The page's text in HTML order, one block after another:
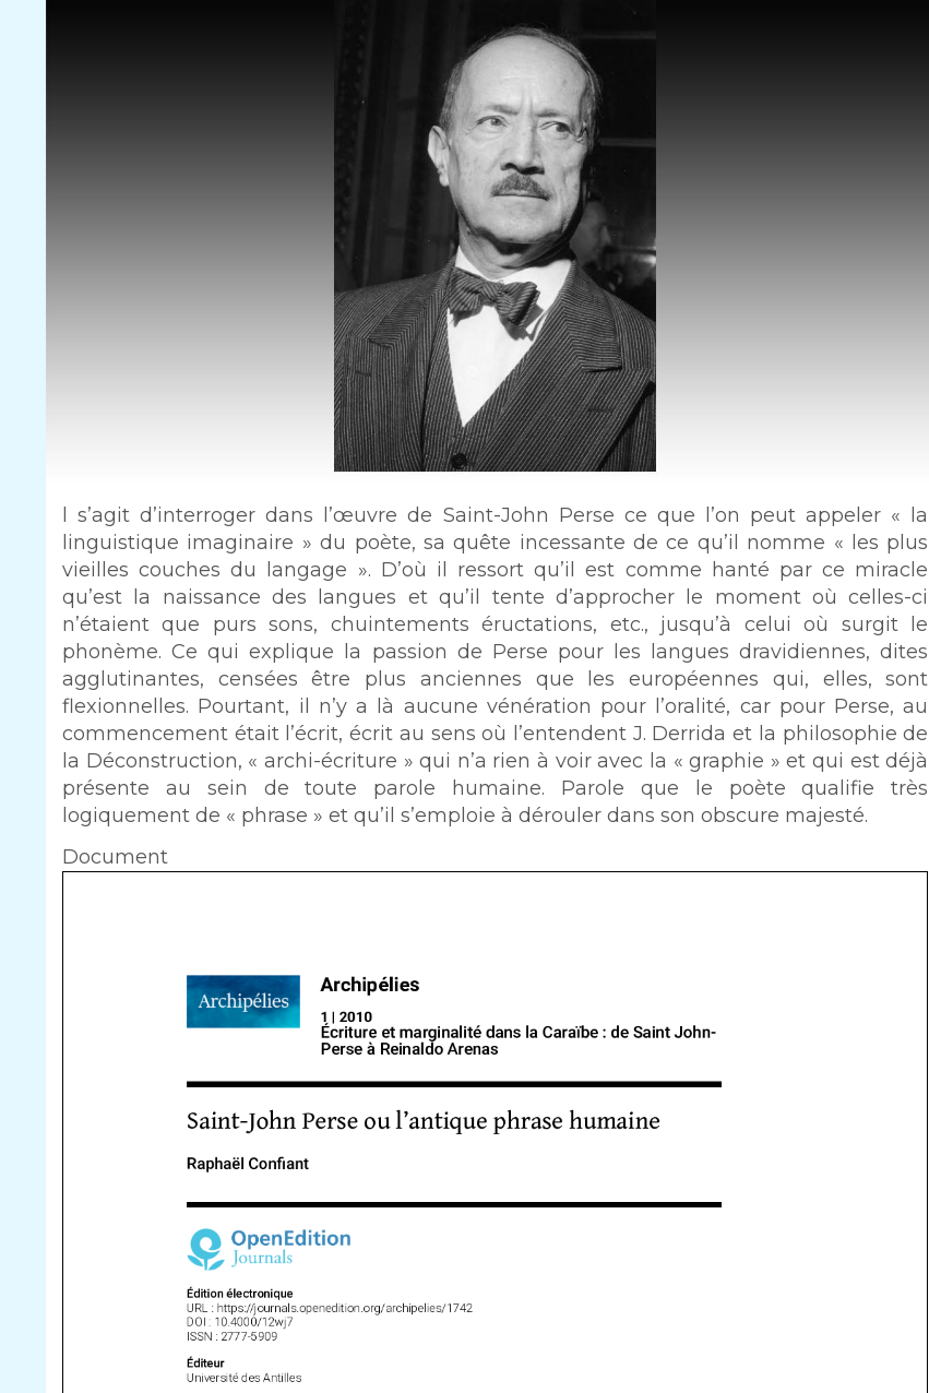
Intro
l s’agit d’interroger dans l’œuvre de Saint-John Perse ce que l’on peut appeler « la
linguistique imaginaire » du poète, sa quête incessante de ce qu’il nomme « les plus
vieilles couches du langage ». D’où il ressort qu’il est comme hanté par ce miracle
qu’est la naissance des langues et qu’il tente d’approcher le moment où celles-ci
n’étaient que purs sons, chuintements éructations, etc., jusqu’à celui où surgit le
phonème. Ce qui explique la passion de Perse pour les langues dravidiennes, dites
agglutinantes, censées être plus anciennes que les européennes qui, elles, sont
flexionnelles. Pourtant, il n’y a là aucune vénération pour l’oralité, car pour Perse, au
commencement était l’écrit, écrit au sens où l’entendent J. Derrida et la philosophie de
la Déconstruction, « archi-écriture » qui n’a rien à voir avec la « graphie » et qui est déjà
présente au sein de toute parole humaine. Parole que le poète qualifie très
logiquement de « phrase » et qu’il s’emploie à dérouler dans son obscure majesté.
Document